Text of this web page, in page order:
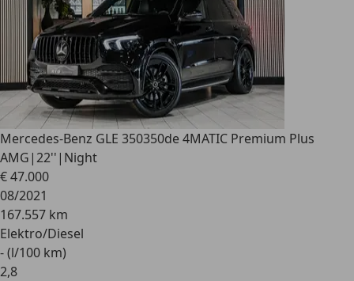
Mercedes-Benz GLE 350350de 4MATIC Premium Plus
AMG|22''|Night
€ 47.000
08/2021
167.557 km
Elektro/Diesel
- (l/100 km)
2,8